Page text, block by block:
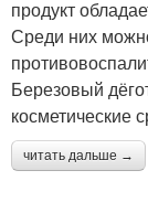
продукт
Среди них
Березовый
косметические
читать дальше →